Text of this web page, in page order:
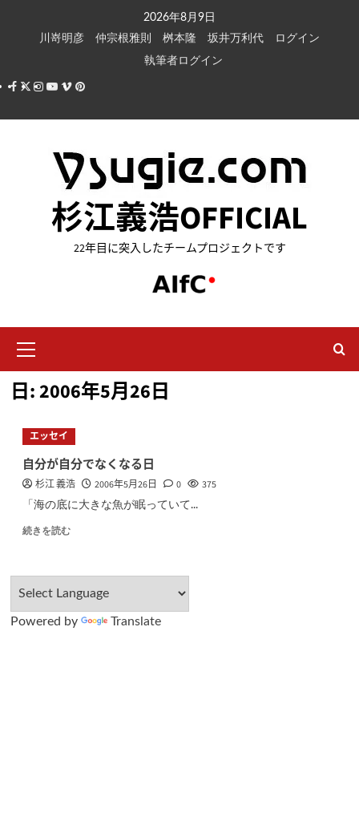
キ
2026年8月9日
川嵜明彦
仲宗根雅則 桝本隆 坂井万利代
ログイン
執筆者ログイン
Facebook
X Instagram
Youtube
VimeoPinterest
杉江義浩OFFICIAL
22年目に突入したチームプロジェクトです
イ
ン
メ
ー
日:2006年5月26日
エッセイ
自分が自分でなくなる日
杉江 義浩 2006年5月26日 0 375
「海の底に大きな魚が眠っていて...
続きを読む
Powered by Translate